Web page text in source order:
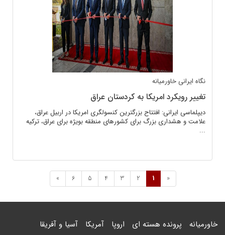
نگاه ایرانی خاورمیانه
تغییر رویکرد امریکا به کردستان عراق
دیپلماسی ایرانی: افتتاح بزرگترین کنسولگری امریکا در اربیل عراق،
علامت و هشداری بزرگ برای کشورهای منطقه بویژه برای عراق، ترکیه
...
«
1
2
3
4
5
6
»
خاورمیانه پرونده هسته ای اروپا آمریکا آسیا و آفریقا